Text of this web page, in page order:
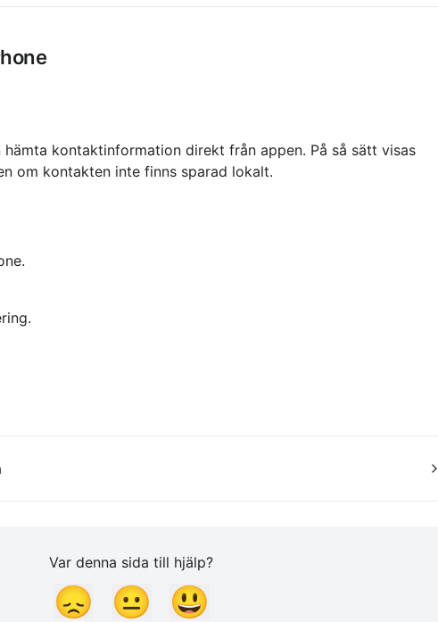
hämta kontaktinformation direkt från appen. På så sätt visas
om kontakten inte finns sparad lokalt.
Var denna sida till hjälp?
😞 😐 😃